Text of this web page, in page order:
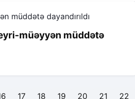
müəyyən müddətə
17 18 19 20 21
22